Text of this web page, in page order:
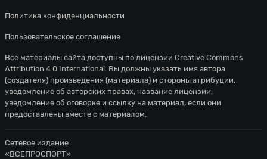
Политика конфиденциальности
Пользовательское соглашение
Все материалы сайта доступны по лицензии Creative Commons
Attribution 4.0 International . Вы должны указать имя автора
(создателя) произведения (материала) и стороны атрибуции,
уведомление об авторских правах, название лицензии,
уведомление об оговорке и ссылку на материал, если они
предоставлены вместе с материалом.
Сетевое издание
«ВСЕПРОСПОРТ»